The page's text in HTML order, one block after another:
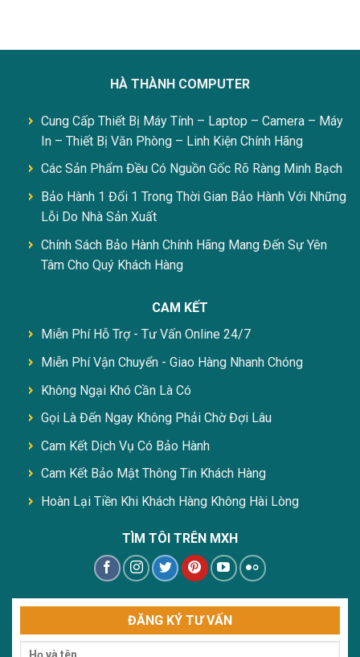
HÀ THÀNH COMPUTER
Cung Cấp Thiết Bị Máy Tính – Laptop – Camera – Máy
In – Thiết Bị Văn Phòng – Linh Kiện Chính Hãng
Các Sản Phẩm Đều Có Nguồn Gốc Rõ Ràng Minh Bạch
Bảo Hành 1 Đổi 1 Trong Thời Gian Bảo Hành Với Những
Lỗi Do Nhà Sản Xuất
Chính Sách Bảo Hành Chính Hãng Mang Đến Sự Yên
Tâm Cho Quý Khách Hàng
CAM KẾT
Miễn Phí Hỗ Trợ - Tư Vấn Online 24/7
Miễn Phí Vận Chuyển - Giao Hàng Nhanh Chóng
Không Ngại Khó Cần Là Có
Gọi Là Đến Ngay Không Phải Chờ Đợi Lâu
Cam Kết Dịch Vụ Có Bảo Hành
Cam Kết Bảo Mật Thông Tin Khách Hàng
Hoàn Lại Tiền Khi Khách Hàng Không Hài Lòng
TÌM TÔI TRÊN MXH
ĐĂNG KÝ TƯ VẤN